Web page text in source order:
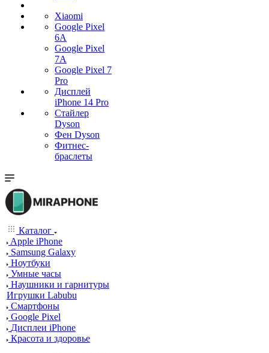
Xiaomi
Google Pixel
6A
Google Pixel
7А
Google Pixel 7
Pro
Дисплей
iPhone 14 Pro
Стайлер
Dyson
Фен Dyson
Фитнес-
браслеты
Каталог
Apple iPhone
Samsung Galaxy
Ноутбуки
Умные часы
Наушники и гарнитуры
Игрушки Labubu
Смартфоны
Google Pixel
Дисплеи iPhone
Красота и здоровье